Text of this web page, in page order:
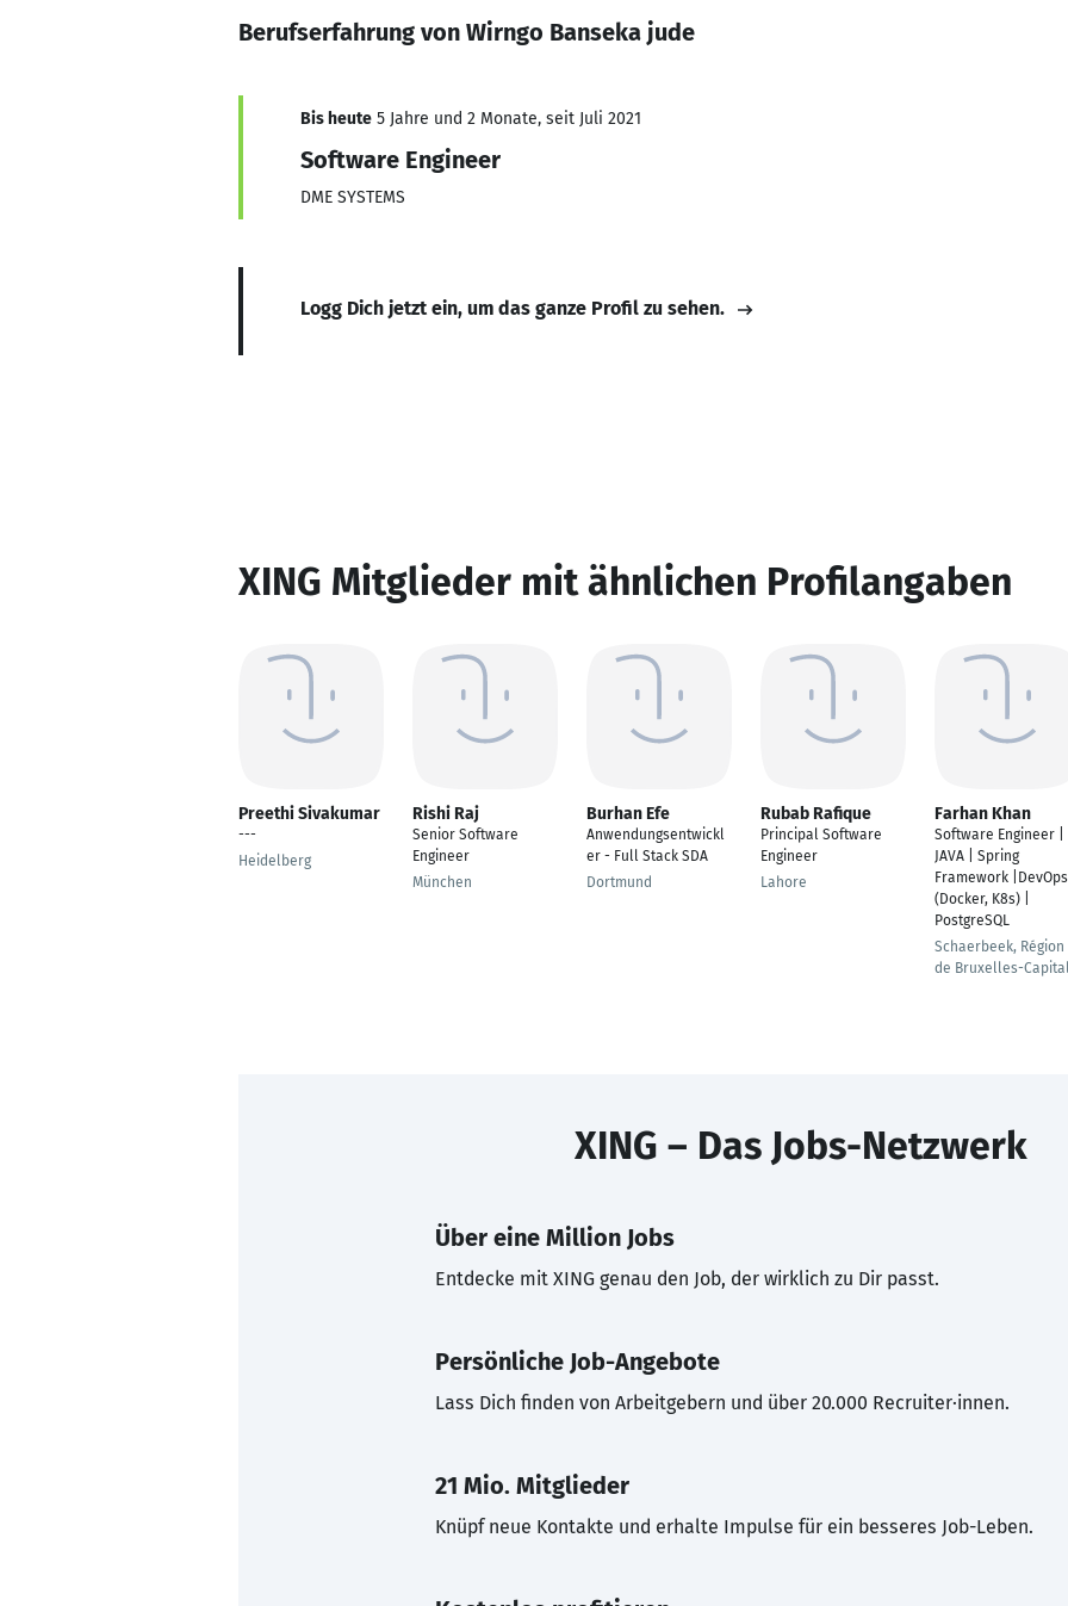
Berufserfahrung von Wirngo Banseka jude
Bis heute 5 Jahre und 2 Monate, seit Juli 2021
Software Engineer
DME SYSTEMS
Logg Dich jetzt ein, um das ganze Profil zu sehen.
XING Mitglieder mit ähnlichen Profilangaben
Preethi Sivakumar
---
Heidelberg
Rishi Raj
Senior Software
Engineer
München
Burhan Efe
Anwendungsentwickl
er - Full Stack SDA
Dortmund
Rubab Rafique
Principal Software
Engineer
Lahore
Farhan Khan
Software Engineer |
JAVA | Spring
Framework |DevOps
(Docker, K8s) |
PostgreSQL
Schaerbeek, Région
de Bruxelles-
XING – Das Jobs-Netzwerk
Über eine Million Jobs
Entdecke mit XING genau den Job, der wirklich zu Dir passt.
Persönliche Job-Angebote
Lass Dich finden von Arbeitgebern und über 20.000 Recruiter·innen.
21 Mio. Mitglieder
Knüpf neue Kontakte und erhalte Impulse für ein besseres Job-Leben.